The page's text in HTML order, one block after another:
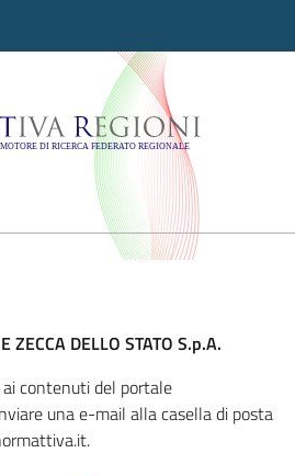
Regioni -
ZECCA DELLO STATO S.p.A.
contenuti del portale
una e-mail alla casella di posta
.it.